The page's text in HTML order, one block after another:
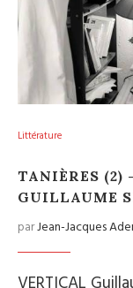
Littérature
TANIÈRES (2)
GUILLAUME
parJean-Jacques